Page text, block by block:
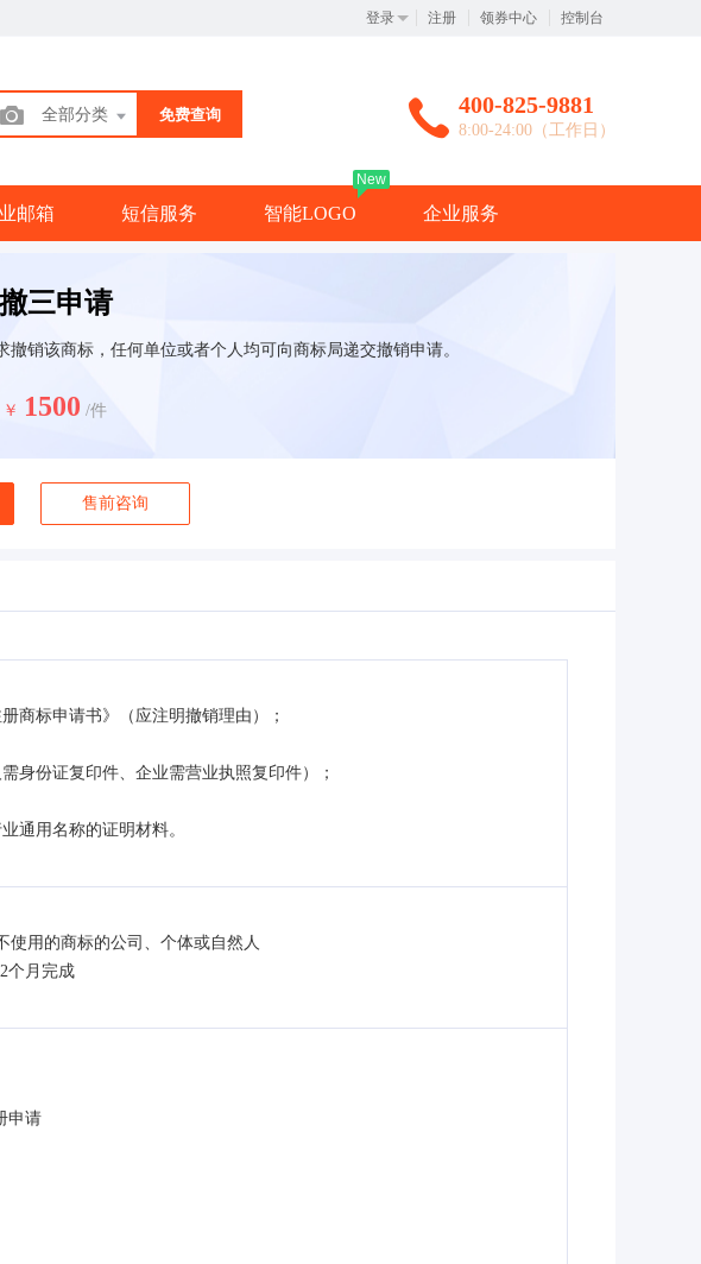
登录 注册 领券中心 控制台
全部分类 免费查询 400-825-9881
8:00-24:00（工作日）
邮箱 短信服务 智能LOGO
New
企业服务
三申请
销该商标，任何单位或者个人均可向商标局递交撤销申请。
￥ 1500 /件
售前咨询
商标申请书》（应注明撤销理由）；
身份证复印件、企业需营业执照复印件）；
通用名称的证明材料。
使用的商标的公司、个体或自然人
个月完成
申请